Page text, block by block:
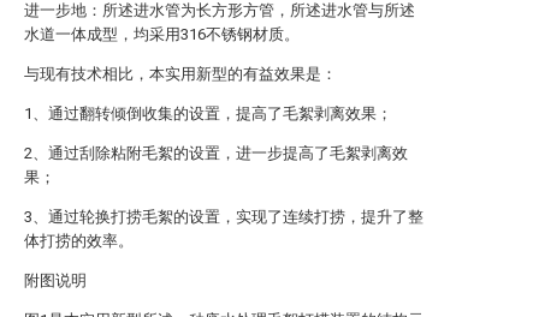
进一步地：所述进水管为长方形方管，所述进水管与所述
水道一体成型，均采用316不锈钢材质。
与现有技术相比，本实用新型的有益效果是：
1、通过翻转倾倒收集的设置，提高了毛絮剥离效果；
2、通过刮除粘附毛絮的设置，进一步提高了毛絮剥离效
果；
3、通过轮换打捞毛絮的设置，实现了连续打捞，提升了整
体打捞的效率。
附图说明